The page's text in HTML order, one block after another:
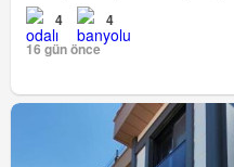
4
4
16 gün önce